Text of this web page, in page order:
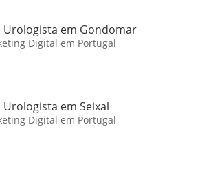
Urologista em Gondomar
Digital em Portugal
Urologista em Seixal
Digital em Portugal